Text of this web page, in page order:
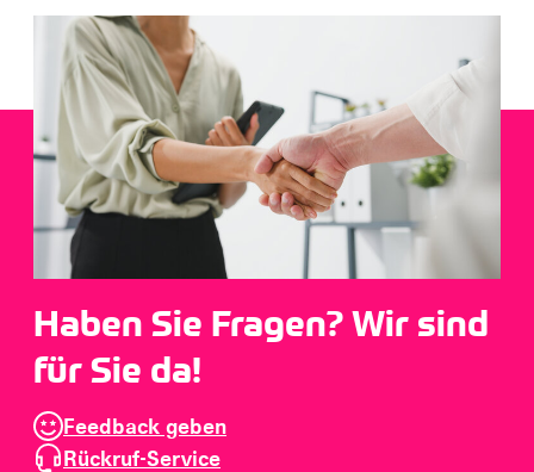
Haben Sie Fragen? Wir sind
für Sie da!
Feedback geben
Rückruf-Service